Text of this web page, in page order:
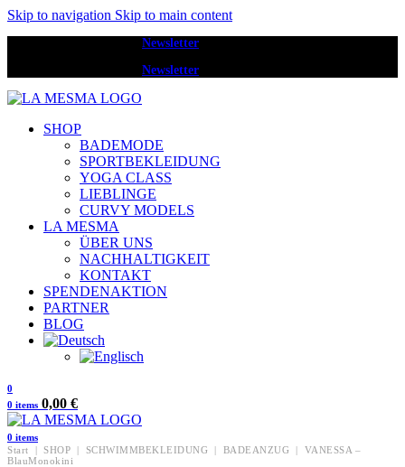
Skip to navigation Skip to main content
Newsletter
Newsletter
SHOP
BADEMODE
SPORTBEKLEIDUNG
YOGA CLASS
LIEBLINGE
CURVY MODELS
LA MESMA
ÜBER UNS
NACHHALTIGKEIT
KONTAKT
SPENDENAKTION
PARTNER
BLOG
0
0 items 0,00 €
0 items
Start
| SHOP | SCHWIMMBEKLEIDUNG | BADEANZUG | VANESSA –
BlauMonokini